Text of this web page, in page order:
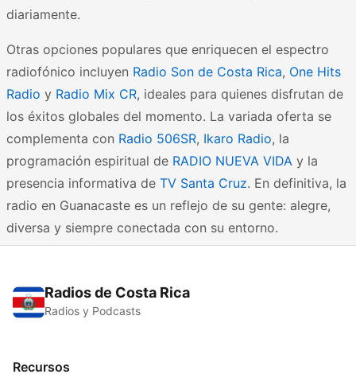
diariamente.
Otras opciones populares que enriquecen el espectro
radiofónico incluyen Radio Son de Costa Rica, One Hits
Radio y Radio Mix CR, ideales para quienes disfrutan de
los éxitos globales del momento. La variada oferta se
complementa con Radio 506SR, Ikaro Radio, la
programación espiritual de RADIO NUEVA VIDA y la
presencia informativa de TV Santa Cruz. En definitiva, la
radio en Guanacaste es un reflejo de su gente: alegre,
diversa y siempre conectada con su entorno.
Radios de Costa Rica
Radios y Podcasts
Recursos